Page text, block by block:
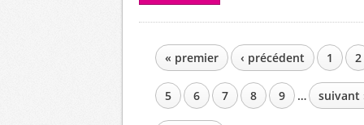
PAGES« premier ‹ précédent 1 2
5 6 7 8 9 … suivant